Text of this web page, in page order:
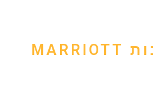
רשת מלונות MARRIOTT